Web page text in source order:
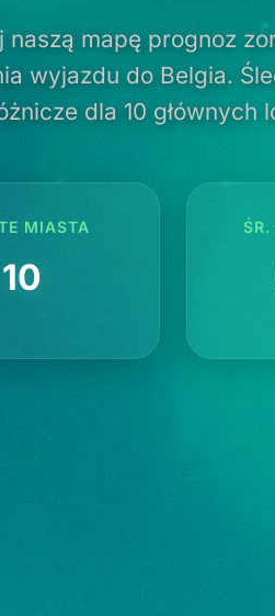
naszą mapę prognoz
wyjazdu do Belgia.
dla 10 głównych
MIASTA
10
ŚR.